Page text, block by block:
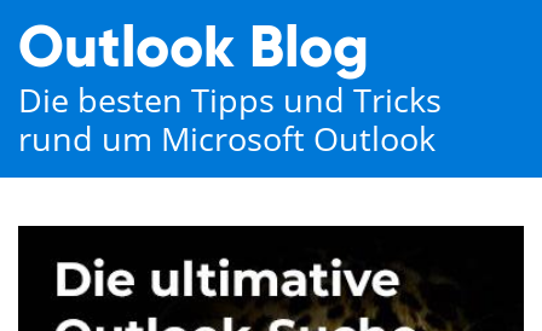
Outlook Blog
Die besten Tipps und Tricks
rund um Microsoft Outlook